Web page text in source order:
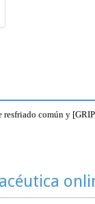
común y